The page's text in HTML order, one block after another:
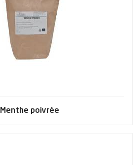
Menthe poivrée